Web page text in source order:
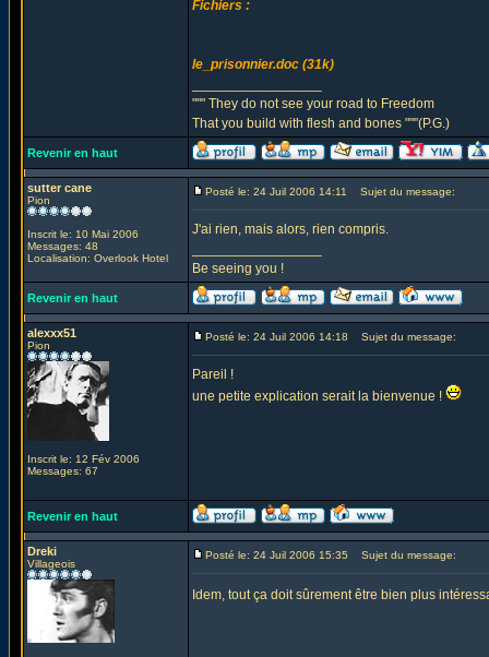
Fichiers :
le_prisonnier.doc (31k)
""" They do not see your road to Freedom
That you build with flesh and bones """(P.G.)
Revenir en haut
sutter cane
Pion
Inscrit le: 10 Mai 2006
Messages: 48
Localisation: Overlook Hotel
Posté le: 24 Juil 2006 14:11 Sujet du message:
J'ai rien, mais alors, rien compris.
Be seeing you !
Revenir en haut
alexxx51
Pion
Inscrit le: 12 Fév 2006
Messages: 67
Posté le: 24 Juil 2006 14:18 Sujet du message:
Pareil !
une petite explication serait la bienvenue !
Revenir en haut
Dreki
Villageois
Posté le: 24 Juil 2006 15:35 Sujet du message:
Idem, tout ça doit sûrement être bien plus